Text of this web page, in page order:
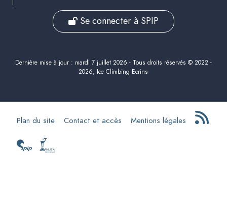
Se connecter à SPIP
Dernière mise à jour : mardi 7 juillet 2026 - Tous droits réservés © 2022 -
2026, Ice Climbing Ecrins
Plan du site Contact et accès Mentions légales